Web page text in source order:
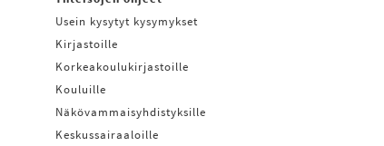
Usein kysytyt kysymykset
Kirjastoille
Korkeakoulukirjastoille
Kouluille
Näkövammaisyhdistyksille
Keskussairaaloille